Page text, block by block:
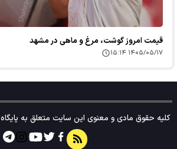
قیمت امروز گوشت، مرغ و ماهی در مشهد
۱۴۰۵/۰۵/۱۷ ۱۵:۱۴
کلیه حقوق مادی و معنوی این سایت متعلق به